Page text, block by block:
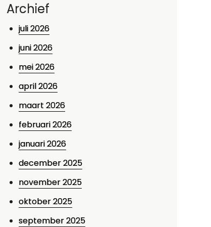
Archief
juli 2026
juni 2026
mei 2026
april 2026
maart 2026
februari 2026
januari 2026
december 2025
november 2025
oktober 2025
september 2025